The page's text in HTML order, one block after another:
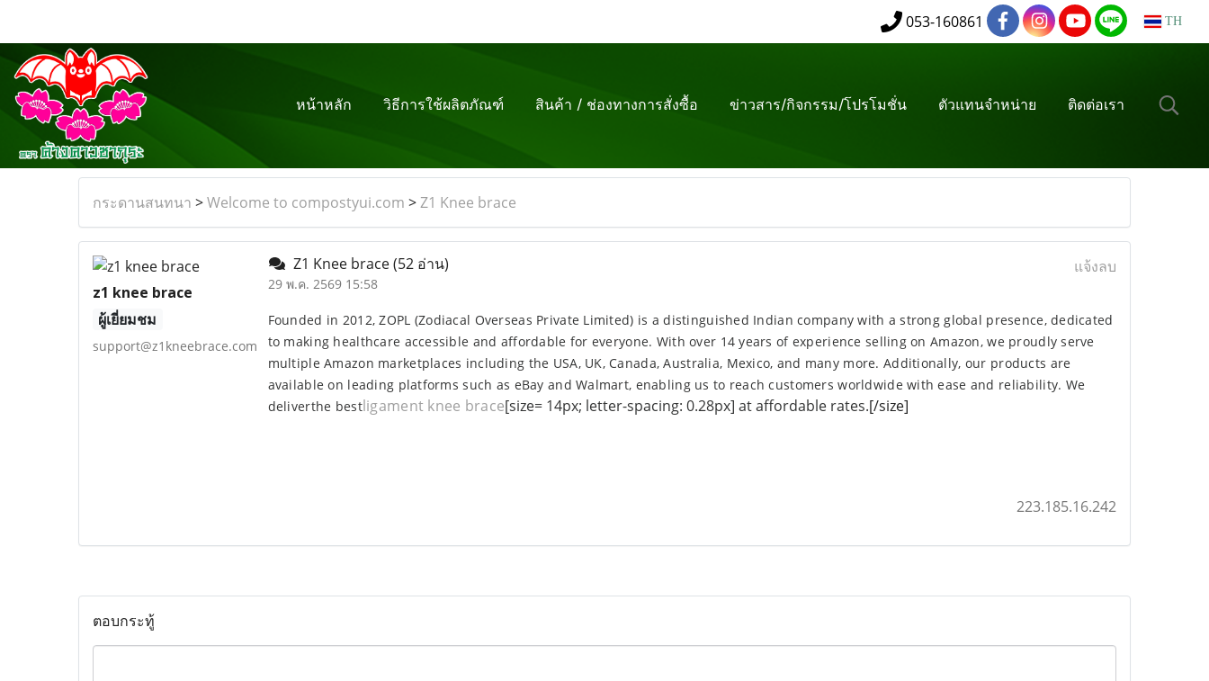
053-160861 TH
หน้าหลัก วิธีการใช้ผลิตภัณฑ์ สินค้า / ช่องทางการสั่งซื้อ ข่าวสาร/กิจกรรม/โปรโมชั่น ตัวแทนจำหน่าย ติดต่อเรา
กระดานสนทนา >Welcome to compostyui.com >Z1 Knee brace
z1 knee brace
ผู้เยี่ยมชม
support@z1kneebrace.com
Z1 Knee brace(52 อ่าน)
29 พ.ค. 2569 15:58
แจ้งลบ
Founded in 2012, ZOPL (Zodiacal Overseas Private Limited) is a distinguished Indian company with a strong global presence, dedicated
to making healthcare accessible and affordable for everyone. With over 14 years of experience selling on Amazon, we proudly serve
multiple Amazon marketplaces including the USA, UK, Canada, Australia, Mexico, and many more. Additionally, our products are
available on leading platforms such as eBay and Walmart, enabling us to reach customers worldwide with ease and reliability. We
deliverthe bestligament knee brace[size= 14px; letter-spacing: 0.28px] at affordable rates.[/size]
223.185.16.242
ตอบกระทู้